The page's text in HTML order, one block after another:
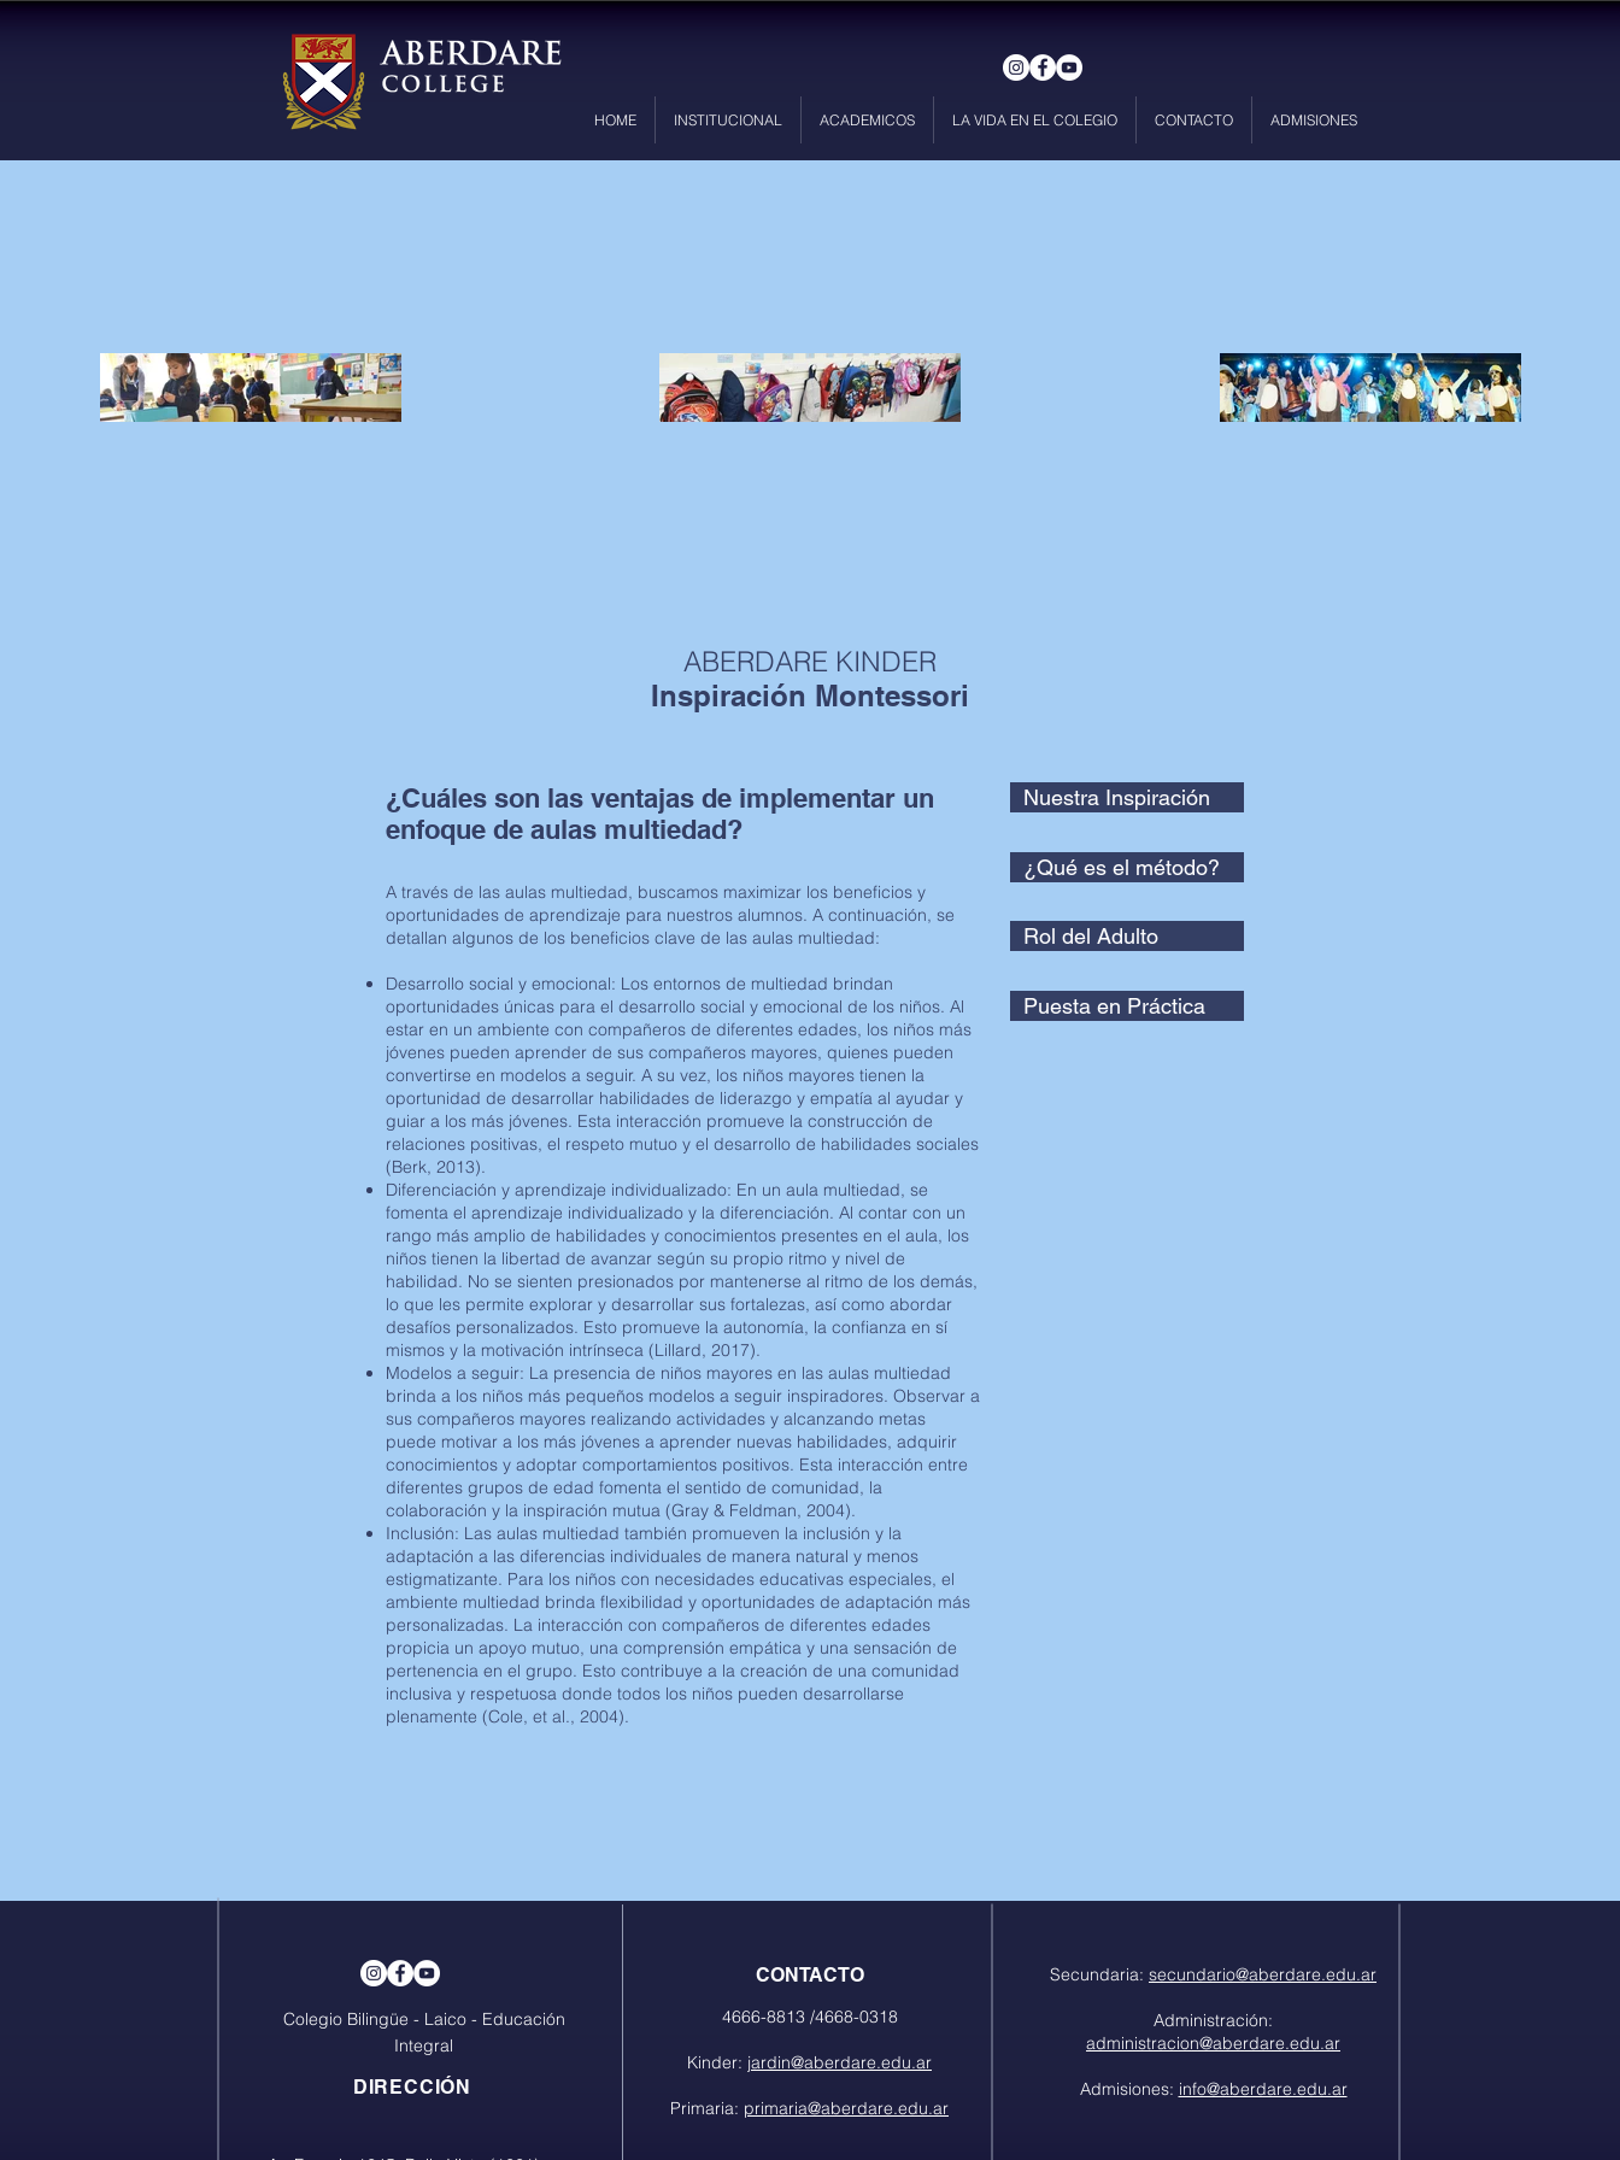
HOME INSTITUCIONAL ACADEMICOS LA VIDA EN EL COLEGIO CONTACTO ADMISIONES
ABERDARE KINDER
Inspiración Montessori
A través de las aulas multiedad, buscamos maximizar los beneficios y
oportunidades de aprendizaje para nuestros alumnos. A continuación, se
detallan algunos de los beneficios clave de las aulas multiedad:
Desarrollo social y emocional: Los entornos de multiedad brindan
oportunidades únicas para el desarrollo social y emocional de los niños. Al
estar en un ambiente con compañeros de diferentes edades, los niños más
jóvenes pueden aprender de sus compañeros mayores, quienes pueden
convertirse en modelos a seguir. A su vez, los niños mayores tienen la
oportunidad de desarrollar habilidades de liderazgo y empatía al ayudar y
guiar a los más jóvenes. Esta interacción promueve la construcción de
relaciones positivas, el respeto mutuo y el desarrollo de habilidades sociales
(Berk, 2013).
Diferenciación y aprendizaje individualizado: En un aula multiedad, se
fomenta el aprendizaje individualizado y la diferenciación. Al contar con un
rango más amplio de habilidades y conocimientos presentes en el aula, los
niños tienen la libertad de avanzar según su propio ritmo y nivel de
habilidad. No se sienten presionados por mantenerse al ritmo de los demás,
lo que les permite explorar y desarrollar sus fortalezas, así como abordar
desafíos personalizados. Esto promueve la autonomía, la confianza en sí
mismos y la motivación intrínseca (Lillard, 2017).
Modelos a seguir: La presencia de niños mayores en las aulas multiedad
brinda a los niños más pequeños modelos a seguir inspiradores. Observar a
sus compañeros mayores realizando actividades y alcanzando metas
puede motivar a los más jóvenes a aprender nuevas habilidades, adquirir
conocimientos y adoptar comportamientos positivos. Esta interacción entre
diferentes grupos de edad fomenta el sentido de comunidad, la
colaboración y la inspiración mutua (Gray & Feldman, 2004).
Inclusión: Las aulas multiedad también promueven la inclusión y la
adaptación a las diferencias individuales de manera natural y menos
estigmatizante. Para los niños con necesidades educativas especiales, el
ambiente multiedad brinda flexibilidad y oportunidades de adaptación más
personalizadas. La interacción con compañeros de diferentes edades
propicia un apoyo mutuo, una comprensión empática y una sensación de
pertenencia en el grupo. Esto contribuye a la creación de una comunidad
inclusiva y respetuosa donde todos los niños pueden desarrollarse
plenamente (Cole, et al., 2004).
¿Cuáles son las ventajas de implementar un
enfoque de aulas multiedad?
Nuestra Inspiración
¿Qué es el método?
Rol del Adulto
Puesta en Práctica
DIRECCIÓN
Colegio Bilingüe - Laico - Educación
Integral
Secundaria: secundario@aberdare.edu.ar
Administración:
administracion@aberdare.edu.ar
Admisiones: info@aberdare.edu.ar
CONTACTO
4666-8813 /4668-0318
Kinder: jardin@aberdare.edu.ar
Primaria: primaria@aberdare.edu.ar